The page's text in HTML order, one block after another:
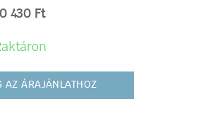
430 Ft
AZ ÁRAJÁNLATHOZ